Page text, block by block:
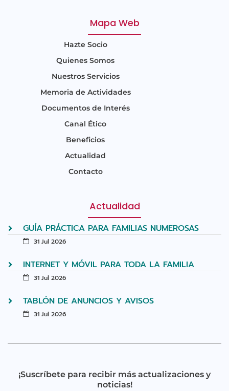
Mapa Web
Hazte Socio
Quienes Somos
Nuestros Servicios
Memoria de Actividades
Documentos de Interés
Canal Ético
Beneficios
Actualidad
Contacto
Actualidad
GUÍA PRÁCTICA PARA FAMILIAS NUMEROSAS
31 Jul 2026
INTERNET Y MÓVIL PARA TODA LA FAMILIA
31 Jul 2026
TABLÓN DE ANUNCIOS Y AVISOS
31 Jul 2026
¡Suscríbete para recibir más actualizaciones y
noticias!